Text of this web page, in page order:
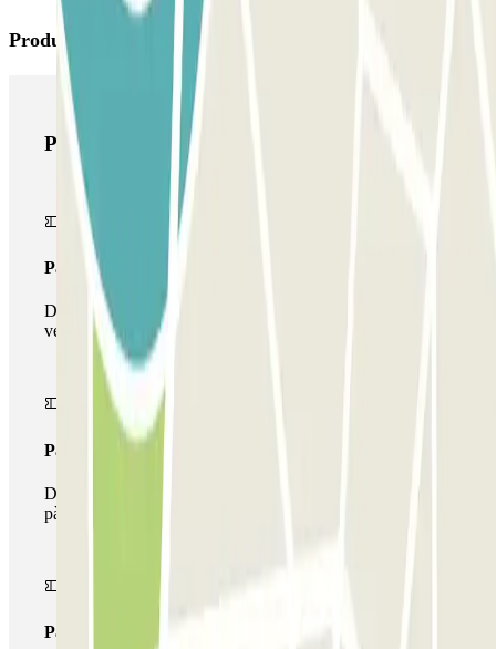
Productes de Parclick
Productes de Parclick
Passi simple
Durant la teva estada podràs entrar i sortir una única
vegada al pàrquing
Passi multipàrquing
Durant la teva estada podràs fer ús de tota la xarxa de
pàrquings d'aquest operador disponibles a Parclick.
Passi il·limitat